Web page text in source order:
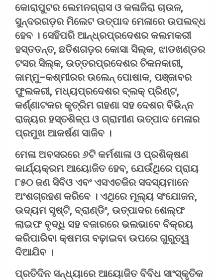
କୋରାପୁଟର ଲେମନଗ୍ରାସ ଓ କଳାଜିରା ଚାଉଳ,
ସୁନ୍ଦରଗଡ଼ର ମିଲେଟ ଉତ୍ପାଦ ମେଳାରେ ଉପଲବ୍ଧ
ହେବ । ସେହିପରି ଆନ୍ଧ୍ରପ୍ରଦେଶର କଲମକରୀ
ହସ୍ତତନ୍ତ, ଛତିଶଗଡ଼ର କୋସା ସିଲ୍କ, ଝାଡଖଣ୍ଡର
ଟସର ସିଲ୍କ, ଉତ୍ତରପ୍ରଦେଶର ଚିକନକାରୀ,
ଜାମ୍ମୁ–କଶ୍ମୀରର ଉଲେନ୍ ପୋଷାକ, ପଞ୍ଜାବର
ଫୁଲକରୀ, ମଧ୍ୟପ୍ରଦେଶର ବ୍ଲକ୍ ପ୍ରିଣ୍ଟ,
କର୍ଣ୍ଣାଟକର କୃତ୍ରିମ ଗହଣା ସହ ଦେଶର ବିଭିନ୍ନ
ରାଜ୍ୟର ହସ୍ତଶିଳ୍ପ ଓ ଗ୍ରାମୀଣ ଉତ୍ପାଦ ମେଳାର
ପ୍ରମୁଖ ଆକର୍ଷଣ ସାଜିବ ।
ମେଳା ଅବସରରେ ୬ଟି କର୍ମଶାଳା ଓ ପ୍ରଶିକ୍ଷଣ
କାର୍ଯ୍ୟକ୍ରମ ଆୟୋଜିତ ହେବ, ଯେଉଁଥିରେ ପ୍ରାୟ
୮୫୦ ଜଣ ସିବିଓ ଏବଂ ଏସଏଚଜିର ସଦସ୍ୟମାନେ
ଅଂଶଗ୍ରହଣ କରିବେ । ଏଥିରେ ମୂଲ୍ୟ ସଂଯୋଜନ,
ଉଦ୍ୟମ ସୃଷ୍ଟି, ବ୍ରାଣ୍ଡିଂ, ଉତ୍ପାଦର ଶେଲ୍ଫ
ଲାଇଫ ବୃଦ୍ଧି ସହ ବଜାରରେ ଭଲଭାବେ ବିକ୍ରୟ
କରିପାରିବା କ୍ଷମତା ବଢ଼ାଇବା ଉପରେ ଗୁରୁତ୍ୱ
ଦିଆଯିବ ।
ପ୍ରତିଦିନ ସନ୍ଧ୍ୟାରେ ଆୟୋଜିତ ବିବିଧ ସାଂସ୍କୃତିକ